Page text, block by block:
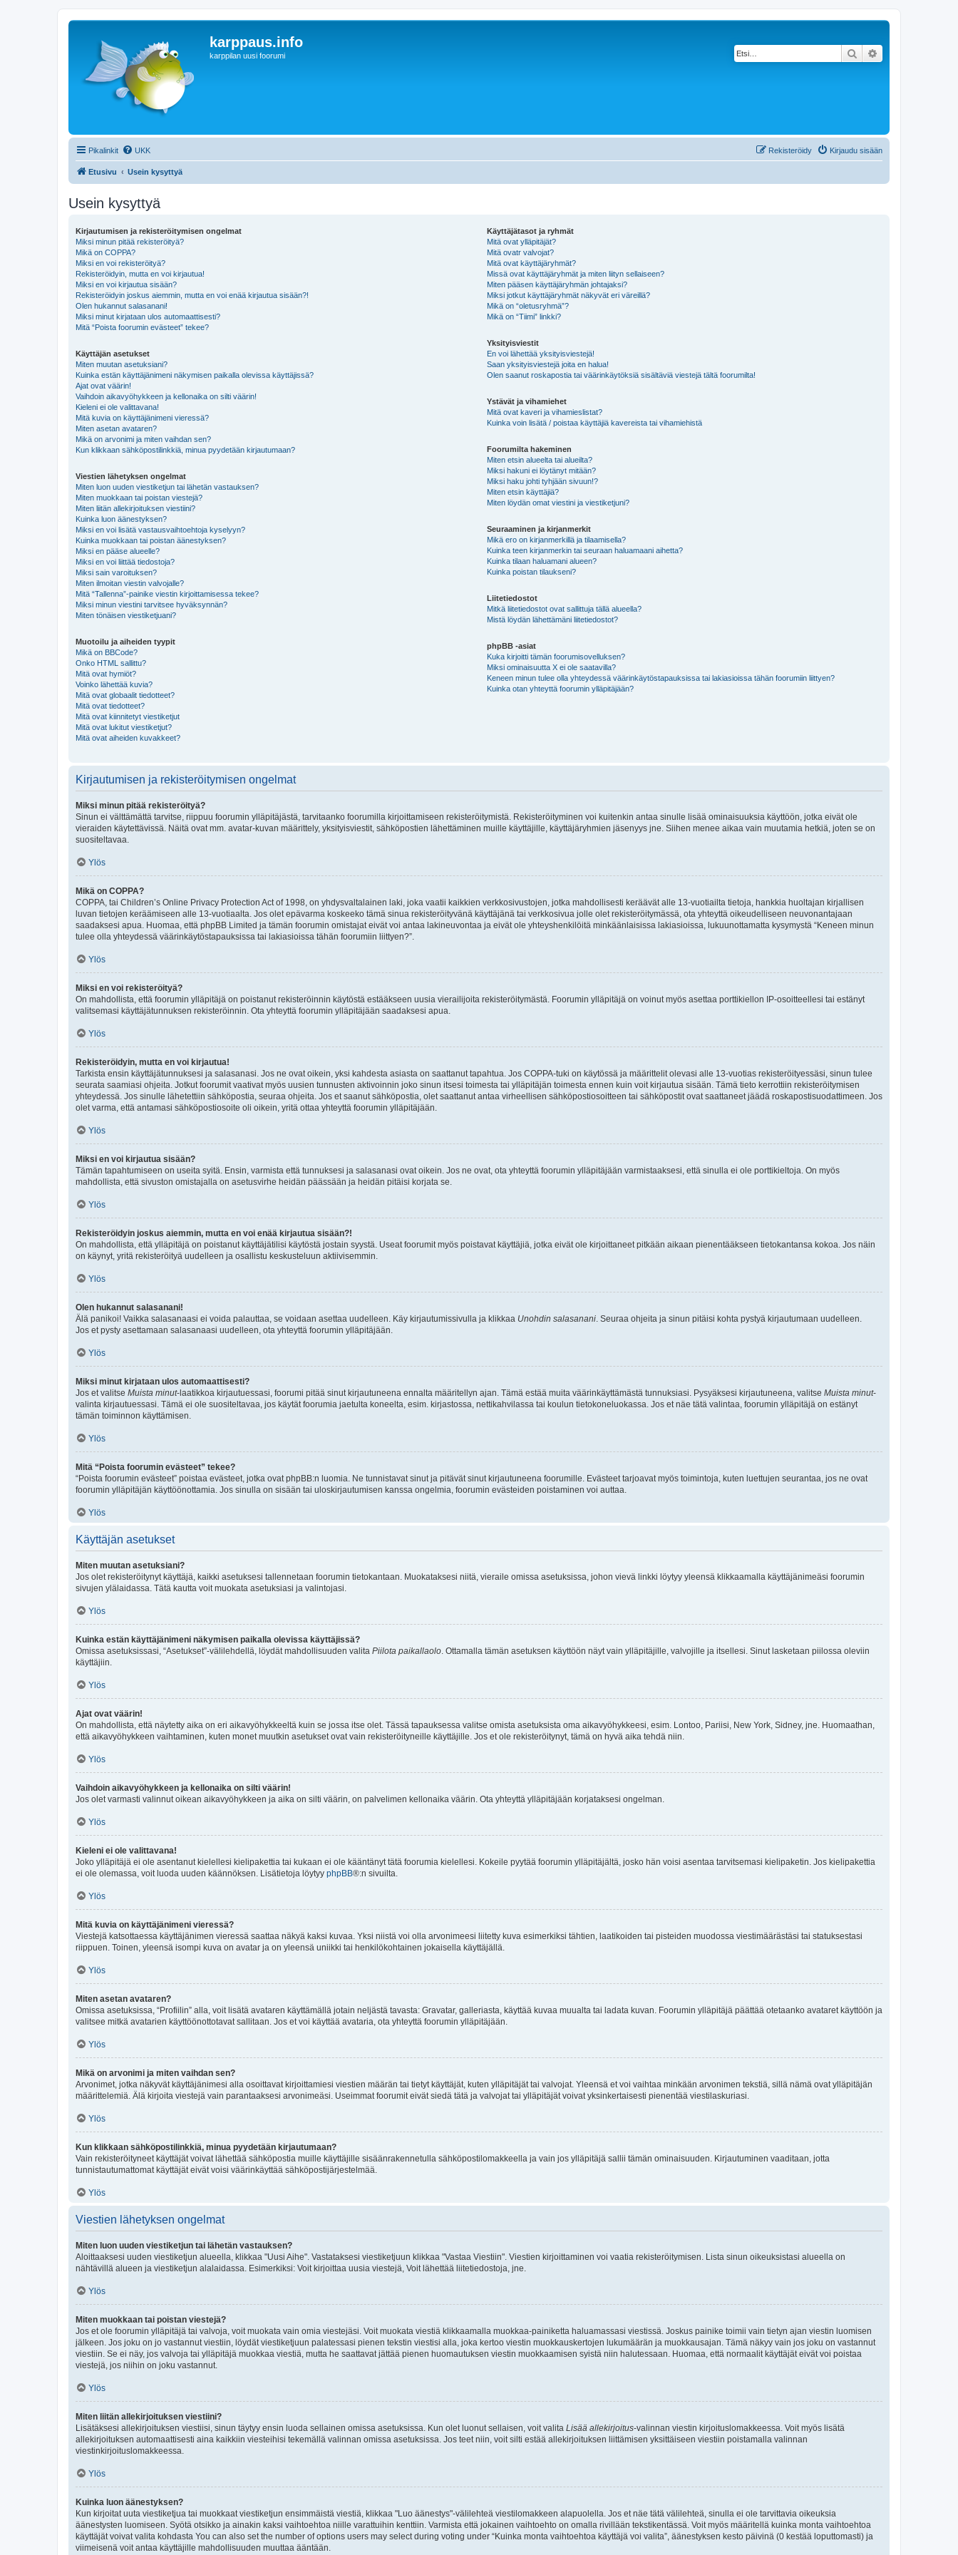
karppaus.info
karppilan uusi foorumi Etsi
Pikalinkit UKK Kirjaudu sisään
Rekisteröidy
Etusivu Usein kysyttyä
Usein kysyttyä
Kirjautumisen ja rekisteröitymisen ongelmat
Miksi minun pitää rekisteröityä?
Mikä on COPPA?
Miksi en voi rekisteröityä?
Rekisteröidyin, mutta en voi kirjautua!
Miksi en voi kirjautua sisään?
Rekisteröidyin joskus aiemmin, mutta en voi enää kirjautua sisään?!
Olen hukannut salasanani!
Miksi minut kirjataan ulos automaattisesti?
Mitä “Poista foorumin evästeet” tekee?
Käyttäjän asetukset
Miten muutan asetuksiani?
Kuinka estän käyttäjänimeni näkymisen paikalla olevissa käyttäjissä?
Ajat ovat väärin!
Vaihdoin aikavyöhykkeen ja kellonaika on silti väärin!
Kieleni ei ole valittavana!
Mitä kuvia on käyttäjänimeni vieressä?
Miten asetan avataren?
Mikä on arvonimi ja miten vaihdan sen?
Kun klikkaan sähköpostilinkkiä, minua pyydetään kirjautumaan?
Viestien lähetyksen ongelmat
Miten luon uuden viestiketjun tai lähetän vastauksen?
Miten muokkaan tai poistan viestejä?
Miten liitän allekirjoituksen viestiini?
Kuinka luon äänestyksen?
Miksi en voi lisätä vastausvaihtoehtoja kyselyyn?
Kuinka muokkaan tai poistan äänestyksen?
Miksi en pääse alueelle?
Miksi en voi liittää tiedostoja?
Miksi sain varoituksen?
Miten ilmoitan viestin valvojalle?
Mitä “Tallenna”-painike viestin kirjoittamisessa tekee?
Miksi minun viestini tarvitsee hyväksynnän?
Miten tönäisen viestiketjuani?
Muotoilu ja aiheiden tyypit
Mikä on BBCode?
Onko HTML sallittu?
Mitä ovat hymiöt?
Voinko lähettää kuvia?
Mitä ovat globaalit tiedotteet?
Mitä ovat tiedotteet?
Mitä ovat kiinnitetyt viestiketjut
Mitä ovat lukitut viestiketjut?
Mitä ovat aiheiden kuvakkeet?
Käyttäjätasot ja ryhmät
Mitä ovat ylläpitäjät?
Mitä ovatr valvojat?
Mitä ovat käyttäjäryhmät?
Missä ovat käyttäjäryhmät ja miten liityn sellaiseen?
Miten pääsen käyttäjäryhmän johtajaksi?
Miksi jotkut käyttäjäryhmät näkyvät eri väreillä?
Mikä on “oletusryhmä”?
Mikä on “Tiimi” linkki?
Yksityisviestit
En voi lähettää yksityisviestejä!
Saan yksityisviestejä joita en halua!
Olen saanut roskapostia tai väärinkäytöksiä sisältäviä viestejä tältä foorumilta!
Ystävät ja vihamiehet
Mitä ovat kaveri ja vihamieslistat?
Kuinka voin lisätä / poistaa käyttäjiä kavereista tai vihamiehistä
Foorumilta hakeminen
Miten etsin alueelta tai alueilta?
Miksi hakuni ei löytänyt mitään?
Miksi haku johti tyhjään sivuun!?
Miten etsin käyttäjiä?
Miten löydän omat viestini ja viestiketjuni?
Seuraaminen ja kirjanmerkit
Mikä ero on kirjanmerkillä ja tilaamisella?
Kuinka teen kirjanmerkin tai seuraan haluamaani aihetta?
Kuinka tilaan haluamani alueen?
Kuinka poistan tilaukseni?
Liitetiedostot
Mitkä liitetiedostot ovat sallittuja tällä alueella?
Mistä löydän lähettämäni liitetiedostot?
phpBB -asiat
Kuka kirjoitti tämän foorumisovelluksen?
Miksi ominaisuutta X ei ole saatavilla?
Keneen minun tulee olla yhteydessä väärinkäytöstapauksissa tai lakiasioissa tähän foorumiin liittyen?
Kuinka otan yhteyttä foorumin ylläpitäjään?
Kirjautumisen ja rekisteröitymisen ongelmat
Miksi minun pitää rekisteröityä?
Sinun ei välttämättä tarvitse, riippuu foorumin ylläpitäjästä, tarvitaanko foorumilla kirjoittamiseen rekisteröitymistä. Rekisteröityminen voi kuitenkin antaa sinulle lisää ominaisuuksia käyttöön, jotka eivät ole
vieraiden käytettävissä. Näitä ovat mm. avatar-kuvan määrittely, yksityisviestit, sähköpostien lähettäminen muille käyttäjille, käyttäjäryhmien jäsenyys jne. Siihen menee aikaa vain muutamia hetkiä, joten se on
suositeltavaa.
Ylös
Mikä on COPPA?
COPPA, tai Children’s Online Privacy Protection Act of 1998, on yhdysvaltalainen laki, joka vaatii kaikkien verkkosivustojen, jotka mahdollisesti keräävät alle 13-vuotiailta tietoja, hankkia huoltajan kirjallisen
luvan tietojen keräämiseen alle 13-vuotiaalta. Jos olet epävarma koskeeko tämä sinua rekisteröityvänä käyttäjänä tai verkkosivua jolle olet rekisteröitymässä, ota yhteyttä oikeudelliseen neuvonantajaan
saadaksesi apua. Huomaa, että phpBB Limited ja tämän foorumin omistajat eivät voi antaa lakineuvontaa ja eivät ole yhteyshenkilöitä minkäänlaisissa lakiasioissa, lukuunottamatta kysymystä “Keneen minun
tulee olla yhteydessä väärinkäytöstapauksissa tai lakiasioissa tähän foorumiin liittyen?”.
Ylös
Miksi en voi rekisteröityä?
On mahdollista, että foorumin ylläpitäjä on poistanut rekisteröinnin käytöstä estääkseen uusia vierailijoita rekisteröitymästä. Foorumin ylläpitäjä on voinut myös asettaa porttikiellon IP-osoitteellesi tai estänyt
valitsemasi käyttäjätunnuksen rekisteröinnin. Ota yhteyttä foorumin ylläpitäjään saadaksesi apua.
Ylös
Rekisteröidyin, mutta en voi kirjautua!
Tarkista ensin käyttäjätunnuksesi ja salasanasi. Jos ne ovat oikein, yksi kahdesta asiasta on saattanut tapahtua. Jos COPPA-tuki on käytössä ja määrittelit olevasi alle 13-vuotias rekisteröityessäsi, sinun tulee
seurata saamiasi ohjeita. Jotkut foorumit vaativat myös uusien tunnusten aktivoinnin joko sinun itsesi toimesta tai ylläpitäjän toimesta ennen kuin voit kirjautua sisään. Tämä tieto kerrottiin rekisteröitymisen
yhteydessä. Jos sinulle lähetettiin sähköpostia, seuraa ohjeita. Jos et saanut sähköpostia, olet saattanut antaa virheellisen sähköpostiosoitteen tai sähköpostit ovat saattaneet jäädä roskapostisuodattimeen. Jos
olet varma, että antamasi sähköpostiosoite oli oikein, yritä ottaa yhteyttä foorumin ylläpitäjään.
Ylös
Miksi en voi kirjautua sisään?
Tämän tapahtumiseen on useita syitä. Ensin, varmista että tunnuksesi ja salasanasi ovat oikein. Jos ne ovat, ota yhteyttä foorumin ylläpitäjään varmistaaksesi, että sinulla ei ole porttikieltoja. On myös
mahdollista, että sivuston omistajalla on asetusvirhe heidän päässään ja heidän pitäisi korjata se.
Ylös
Rekisteröidyin joskus aiemmin, mutta en voi enää kirjautua sisään?!
On mahdollista, että ylläpitäjä on poistanut käyttäjätilisi käytöstä jostain syystä. Useat foorumit myös poistavat käyttäjiä, jotka eivät ole kirjoittaneet pitkään aikaan pienentääkseen tietokantansa kokoa. Jos näin
on käynyt, yritä rekisteröityä uudelleen ja osallistu keskusteluun aktiivisemmin.
Ylös
Olen hukannut salasanani!
Älä panikoi! Vaikka salasanaasi ei voida palauttaa, se voidaan asettaa uudelleen. Käy kirjautumissivulla ja klikkaa Unohdin salasanani. Seuraa ohjeita ja sinun pitäisi kohta pystyä kirjautumaan uudelleen.
Jos et pysty asettamaan salasanaasi uudelleen, ota yhteyttä foorumin ylläpitäjään.
Ylös
Miksi minut kirjataan ulos automaattisesti?
Jos et valitse Muista minut-laatikkoa kirjautuessasi, foorumi pitää sinut kirjautuneena ennalta määritellyn ajan. Tämä estää muita väärinkäyttämästä tunnuksiasi. Pysyäksesi kirjautuneena, valitse Muista minut-
valinta kirjautuessasi. Tämä ei ole suositeltavaa, jos käytät foorumia jaetulta koneelta, esim. kirjastossa, nettikahvilassa tai koulun tietokoneluokassa. Jos et näe tätä valintaa, foorumin ylläpitäjä on estänyt
tämän toiminnon käyttämisen.
Ylös
Mitä “Poista foorumin evästeet” tekee?
“Poista foorumin evästeet” poistaa evästeet, jotka ovat phpBB:n luomia. Ne tunnistavat sinut ja pitävät sinut kirjautuneena foorumille. Evästeet tarjoavat myös toimintoja, kuten luettujen seurantaa, jos ne ovat
foorumin ylläpitäjän käyttöönottamia. Jos sinulla on sisään tai uloskirjautumisen kanssa ongelmia, foorumin evästeiden poistaminen voi auttaa.
Ylös
Käyttäjän asetukset
Miten muutan asetuksiani?
Jos olet rekisteröitynyt käyttäjä, kaikki asetuksesi tallennetaan foorumin tietokantaan. Muokataksesi niitä, vieraile omissa asetuksissa, johon vievä linkki löytyy yleensä klikkaamalla käyttäjänimeäsi foorumin
sivujen ylälaidassa. Tätä kautta voit muokata asetuksiasi ja valintojasi.
Ylös
Kuinka estän käyttäjänimeni näkymisen paikalla olevissa käyttäjissä?
Omissa asetuksissasi, “Asetukset”-välilehdellä, löydät mahdollisuuden valita Piilota paikallaolo. Ottamalla tämän asetuksen käyttöön näyt vain ylläpitäjille, valvojille ja itsellesi. Sinut lasketaan piilossa oleviin
käyttäjiin.
Ylös
Ajat ovat väärin!
On mahdollista, että näytetty aika on eri aikavyöhykkeeltä kuin se jossa itse olet. Tässä tapauksessa valitse omista asetuksista oma aikavyöhykkeesi, esim. Lontoo, Pariisi, New York, Sidney, jne. Huomaathan,
että aikavyöhykkeen vaihtaminen, kuten monet muutkin asetukset ovat vain rekisteröityneille käyttäjille. Jos et ole rekisteröitynyt, tämä on hyvä aika tehdä niin.
Ylös
Vaihdoin aikavyöhykkeen ja kellonaika on silti väärin!
Jos olet varmasti valinnut oikean aikavyöhykkeen ja aika on silti väärin, on palvelimen kellonaika väärin. Ota yhteyttä ylläpitäjään korjataksesi ongelman.
Ylös
Kieleni ei ole valittavana!
Joko ylläpitäjä ei ole asentanut kielellesi kielipakettia tai kukaan ei ole kääntänyt tätä foorumia kielellesi. Kokeile pyytää foorumin ylläpitäjältä, josko hän voisi asentaa tarvitsemasi kielipaketin. Jos kielipakettia
ei ole olemassa, voit luoda uuden käännöksen. Lisätietoja löytyy phpBB®:n sivuilta.
Ylös
Mitä kuvia on käyttäjänimeni vieressä?
Viestejä katsottaessa käyttäjänimen vieressä saattaa näkyä kaksi kuvaa. Yksi niistä voi olla arvonimeesi liitetty kuva esimerkiksi tähtien, laatikoiden tai pisteiden muodossa viestimäärästäsi tai statuksestasi
riippuen. Toinen, yleensä isompi kuva on avatar ja on yleensä uniikki tai henkilökohtainen jokaisella käyttäjällä.
Ylös
Miten asetan avataren?
Omissa asetuksissa, “Profiilin” alla, voit lisätä avataren käyttämällä jotain neljästä tavasta: Gravatar, galleriasta, käyttää kuvaa muualta tai ladata kuvan. Foorumin ylläpitäjä päättää otetaanko avataret käyttöön ja
valitsee mitkä avatarien käyttöönottotavat sallitaan. Jos et voi käyttää avataria, ota yhteyttä foorumin ylläpitäjään.
Ylös
Mikä on arvonimi ja miten vaihdan sen?
Arvonimet, jotka näkyvät käyttäjänimesi alla osoittavat kirjoittamiesi viestien määrän tai tietyt käyttäjät, kuten ylläpitäjät tai valvojat. Yleensä et voi vaihtaa minkään arvonimen tekstiä, sillä nämä ovat ylläpitäjän
määrittelemiä. Älä kirjoita viestejä vain parantaaksesi arvonimeäsi. Useimmat foorumit eivät siedä tätä ja valvojat tai ylläpitäjät voivat yksinkertaisesti pienentää viestilaskuriasi.
Ylös
Kun klikkaan sähköpostilinkkiä, minua pyydetään kirjautumaan?
Vain rekisteröityneet käyttäjät voivat lähettää sähköpostia muille käyttäjille sisäänrakennetulla sähköpostilomakkeella ja vain jos ylläpitäjä sallii tämän ominaisuuden. Kirjautuminen vaaditaan, jotta
tunnistautumattomat käyttäjät eivät voisi väärinkäyttää sähköpostijärjestelmää.
Ylös
Viestien lähetyksen ongelmat
Miten luon uuden viestiketjun tai lähetän vastauksen?
Aloittaaksesi uuden viestiketjun alueella, klikkaa "Uusi Aihe". Vastataksesi viestiketjuun klikkaa "Vastaa Viestiin". Viestien kirjoittaminen voi vaatia rekisteröitymisen. Lista sinun oikeuksistasi alueella on
nähtävillä alueen ja viestiketjun alalaidassa. Esimerkiksi: Voit kirjoittaa uusia viestejä, Voit lähettää liitetiedostoja, jne.
Ylös
Miten muokkaan tai poistan viestejä?
Jos et ole foorumin ylläpitäjä tai valvoja, voit muokata vain omia viestejäsi. Voit muokata viestiä klikkaamalla muokkaa-painiketta haluamassasi viestissä. Joskus painike toimii vain tietyn ajan viestin luomisen
jälkeen. Jos joku on jo vastannut viestiin, löydät viestiketjuun palatessasi pienen tekstin viestisi alla, joka kertoo viestin muokkauskertojen lukumäärän ja muokkausajan. Tämä näkyy vain jos joku on vastannut
viestiin. Se ei näy, jos valvoja tai ylläpitäjä muokkaa viestiä, mutta he saattavat jättää pienen huomautuksen viestin muokkaamisen syistä niin halutessaan. Huomaa, että normaalit käyttäjät eivät voi poistaa
viestejä, jos niihin on joku vastannut.
Ylös
Miten liitän allekirjoituksen viestiini?
Lisätäksesi allekirjoituksen viestiisi, sinun täytyy ensin luoda sellainen omissa asetuksissa. Kun olet luonut sellaisen, voit valita Lisää allekirjoitus-valinnan viestin kirjoituslomakkeessa. Voit myös lisätä
allekirjoituksen automaattisesti aina kaikkiin viesteihisi tekemällä valinnan omissa asetuksissa. Jos teet niin, voit silti estää allekirjoituksen liittämisen yksittäiseen viestiin poistamalla valinnan
viestinkirjoituslomakkeessa.
Ylös
Kuinka luon äänestyksen?
Kun kirjoitat uuta viestiketjua tai muokkaat viestiketjun ensimmäistä viestiä, klikkaa "Luo äänestys"-välilehteä viestilomakkeen alapuolella. Jos et näe tätä välilehteä, sinulla ei ole tarvittavia oikeuksia
äänestysten luomiseen. Syötä otsikko ja ainakin kaksi vaihtoehtoa niille varattuihin kenttiin. Varmista että jokainen vaihtoehto on omalla rivillään tekstikentässä. Voit myös määritellä kuinka monta vaihtoehtoa
käyttäjät voivat valita kohdasta You can also set the number of options users may select during voting under “Kuinka monta vaihtoehtoa käyttäjä voi valita”, äänestyksen kesto päivinä (0 kestää loputtomasti) ja
viimeisenä voit antaa käyttäjille mahdollisuuden muuttaa ääntään.